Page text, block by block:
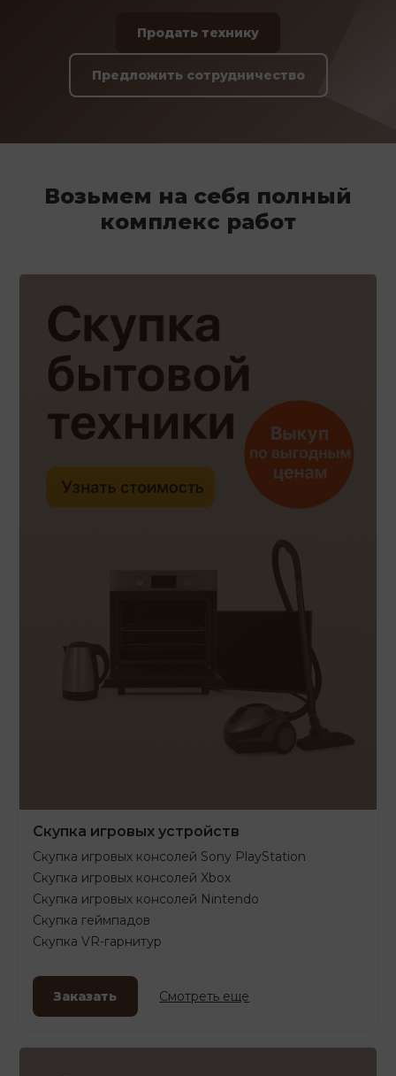
Продать технику
Предложить сотрудничество
Возьмем на себя полный
комплекс работ
Скупка игровых устройств
Скупка игровых консолей Sony PlayStation
Скупка игровых консолей Xbox
Скупка игровых консолей Nintendo
Скупка геймпадов
Скупка VR-гарнитур
Заказать Смотреть еще